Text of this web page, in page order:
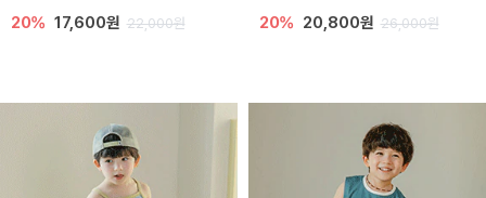
20% 17,600원 22,000원 20% 20,800원 26,000원